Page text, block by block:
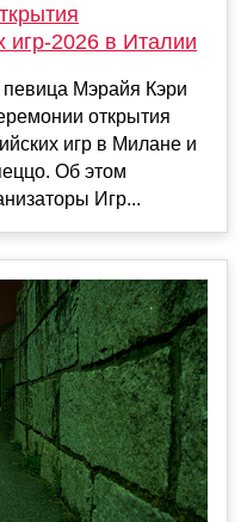
игр-2026 в Италии
Мэрайя Кэри
открытия
игр в Милане и
Об этом
Игр...